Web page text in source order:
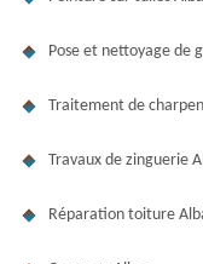
Pose et nettoyage de
Traitement de
Travaux de zinguerie
Réparation toiture